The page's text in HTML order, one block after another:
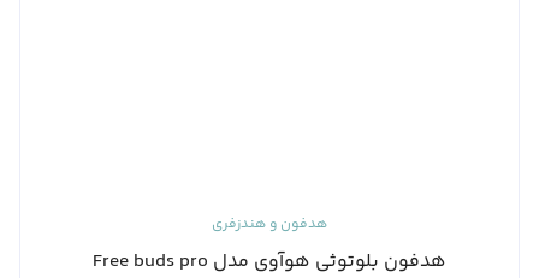
هدفون و هندزفری
هدفون بلوتوثی هوآوی مدل Free buds pro